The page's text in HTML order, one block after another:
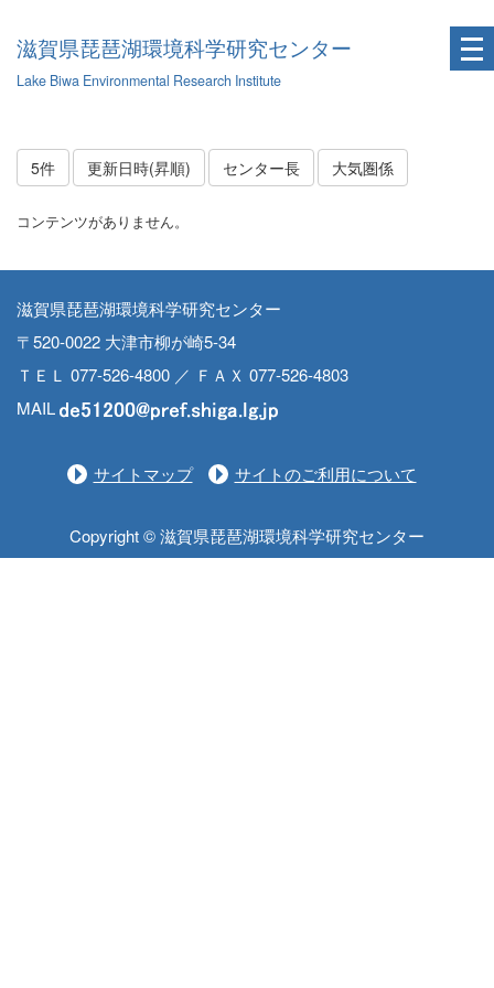
滋賀県琵琶湖環境科学研究センター
Lake Biwa Environmental Research Institute
5件 更新日時(昇順) センター長 大気圏係
コンテンツがありません。
滋賀県琵琶湖環境科学研究センター
〒520-0022 大津市柳が崎5-34
ＴＥＬ 077-526-4800 ／ ＦＡＸ 077-526-4803
MAIL
サイトマップ サイトのご利用について
Copyright © 滋賀県琵琶湖環境科学研究センター